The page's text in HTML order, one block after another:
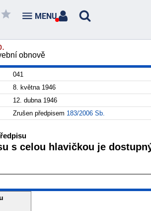
obnově
041
8. května 1946
12. dubna 1946
Zrušen předpisem 183/2006 Sb.
s celou hlavičkou je
MENU